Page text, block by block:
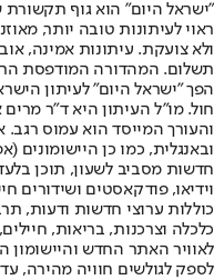
"ישראל היום" הוא גוף
ראוי לעיתונות טובה יותר,
ולא צועקת. עיתונות אמינה,
הפך "ישראל היום" לעיתון
חול. מו"ל העיתון היא ד"ר
והעורך המייסד הוא עמוס
חדשות מסביב לשעון, תוכן
וידיאו, פודקאסטים ושידורים
כוללות ערוצי חדשות ודעות,
לאוויר האתר החדש
לספק לגולשים חוויה מהירה,